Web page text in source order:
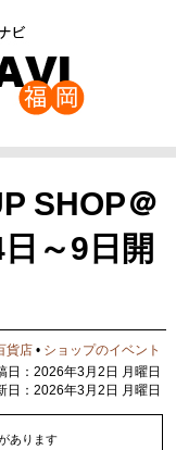
SHOP＠
～9日開
貨店 • ショップのイベント
日：2026年3月2日 月曜日
日：2026年3月2日 月曜日
あります